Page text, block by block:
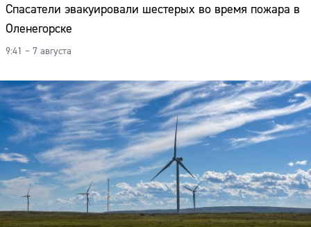
Спасатели эвакуировали шестерых во время пожара в
Оленегорске
9:41 – 7 августа